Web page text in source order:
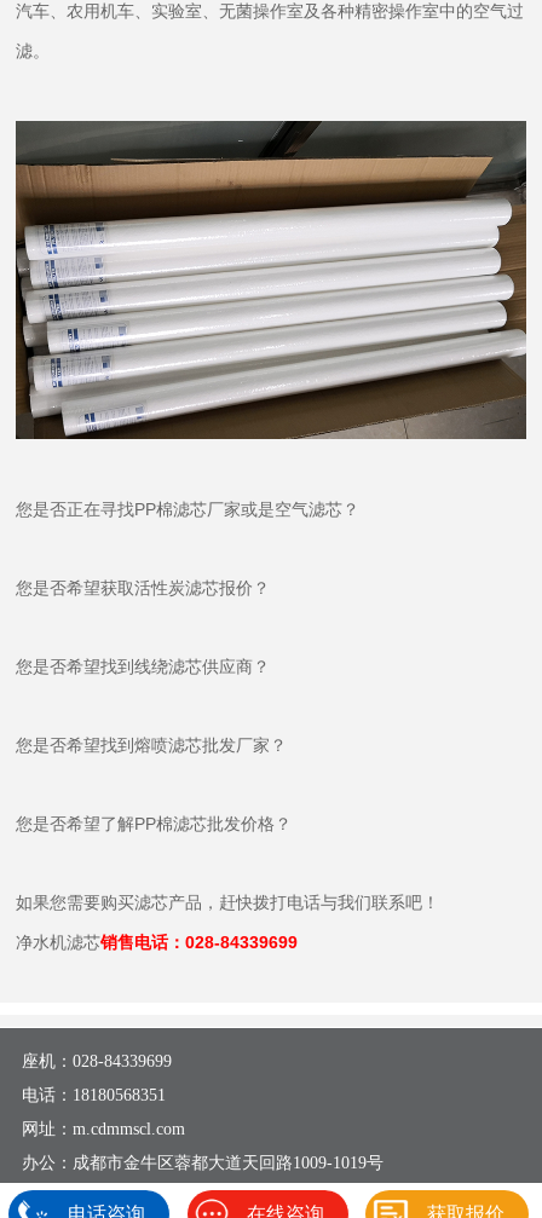
汽车、农用机车、实验室、无菌操作室及各种精密操作室中的空气过
滤。
您是否正在寻找PP棉滤芯厂家或是空气滤芯？
您是否希望获取活性炭滤芯报价？
您是否希望找到线绕滤芯供应商？
您是否希望找到熔喷滤芯批发厂家？
您是否希望了解PP棉滤芯批发价格？
如果您需要购买滤芯产品，赶快拨打电话与我们联系吧！
净水机滤芯销售电话：028-84339699
座机： 028-84339699
电话： 18180568351
网址：m.cdmmscl.com
办公：成都市金牛区蓉都大道天回路1009-1019号
工厂：成都市金牛区蓉都大道天回路1009-1019号
电话咨询 在线咨询 获取报价